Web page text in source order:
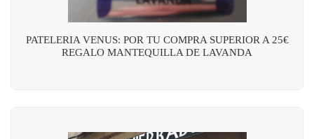
PATELERIA VENUS: POR TU COMPRA SUPERIOR A 25€
REGALO MANTEQUILLA DE LAVANDA